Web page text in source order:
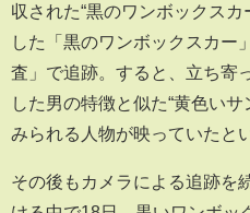
収された“黒のワンボックス
した「黒のワンボックスカー
査」で追跡。すると、立ち寄
した男の特徴と似た“黄色い
みられる人物が映っていたと
その後もカメラによる追跡を